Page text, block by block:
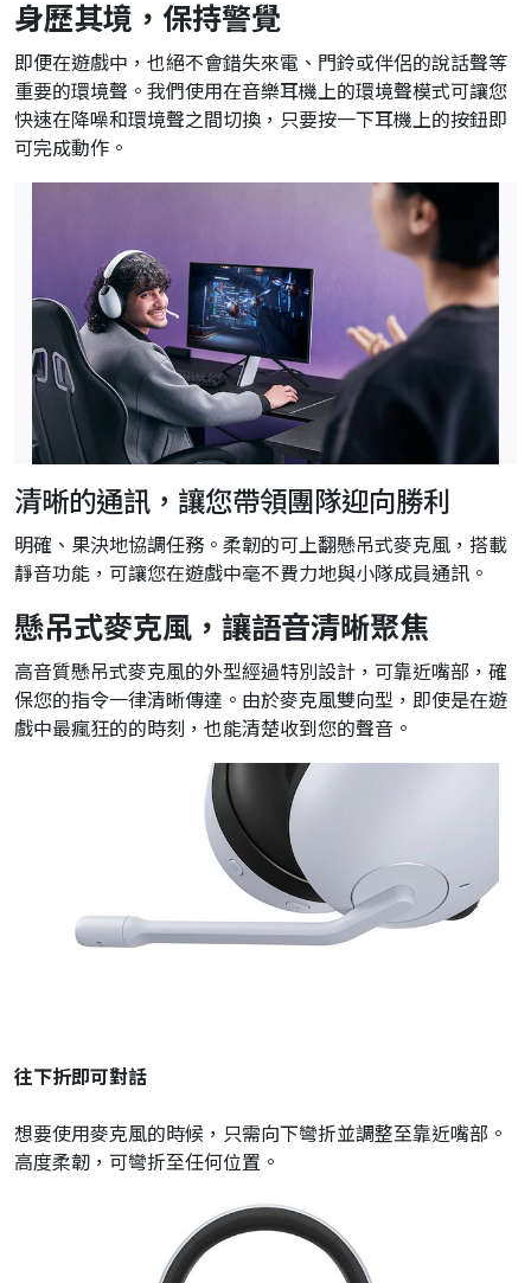
身歷其境，保持警覺
即便在遊戲中，也絕不會錯失來電、門鈴或伴侶的說話聲等
重要的環境聲。我們使用在音樂耳機上的環境聲模式可讓您
快速在降噪和環境聲之間切換，只要按一下耳機上的按鈕即
可完成動作。
清晰的通訊，讓您帶領團隊迎向勝利
明確、果決地協調任務。柔韌的可上翻懸吊式麥克風，搭載
靜音功能，可讓您在遊戲中毫不費力地與小隊成員通訊。
懸吊式麥克風，讓語音清晰聚焦
高音質懸吊式麥克風的外型經過特別設計，可靠近嘴部，確
保您的指令一律清晰傳達。由於麥克風雙向型，即使是在遊
戲中最瘋狂的的時刻，也能清楚收到您的聲音。
往下折即可對話
想要使用麥克風的時候，只需向下彎折並調整至靠近嘴部。
高度柔韌，可彎折至任何位置。